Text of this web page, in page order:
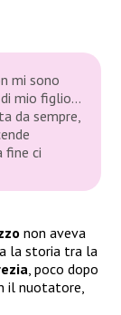
mi sono
mio figlio…
da sempre,
fine ci
non aveva
la storia tra la
, poco dopo
il nuotatore,